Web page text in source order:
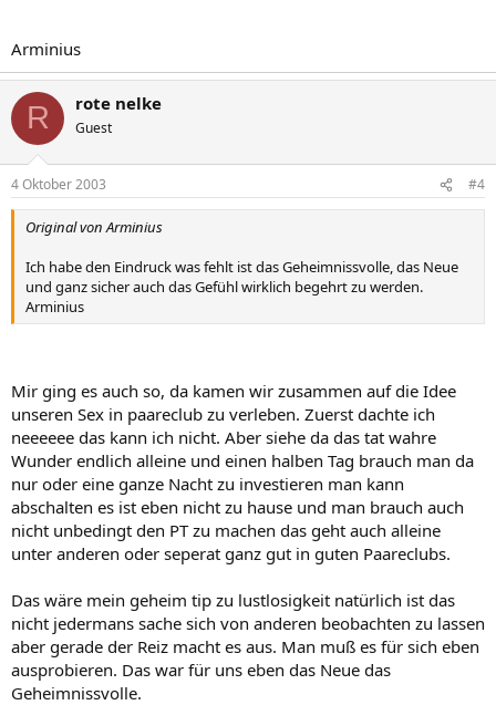
Arminius
R rote nelke
Guest
4 Oktober 2003 #4
Original von Arminius
Ich habe den Eindruck was fehlt ist das Geheimnissvolle, das Neue
und ganz sicher auch das Gefühl wirklich begehrt zu werden.
Arminius
Mir ging es auch so, da kamen wir zusammen auf die Idee
unseren Sex in paareclub zu verleben. Zuerst dachte ich
neeeeee das kann ich nicht. Aber siehe da das tat wahre
Wunder endlich alleine und einen halben Tag brauch man da
nur oder eine ganze Nacht zu investieren man kann
abschalten es ist eben nicht zu hause und man brauch auch
nicht unbedingt den PT zu machen das geht auch alleine
unter anderen oder seperat ganz gut in guten Paareclubs.
Das wäre mein geheim tip zu lustlosigkeit natürlich ist das
nicht jedermans sache sich von anderen beobachten zu lassen
aber gerade der Reiz macht es aus. Man muß es für sich eben
ausprobieren. Das war für uns eben das Neue das
Geheimnissvolle.